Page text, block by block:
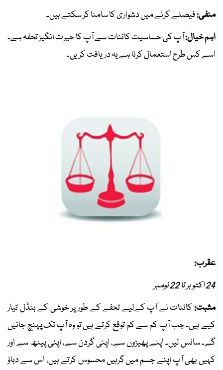
منفی:فیصلے کرنے میں دشواری کا سامنا کر سکتے ہیں۔
اہم خیال:آپ کی حساسیت کائنات سے آپ کا حیرت انگیز تحفہ ہے۔
اسے کس طرح استعمال کرنا ہے یہ دریافت کریں۔
عقرب:
24 اکتوبر تا 22 نومبر
مثبت:کائنات نے آپ کےلیے تحفے کے طور پر خوشی کے بنڈل تیار
کیے ہیں۔ جب آپ کم سے کم توقع کرتے ہیں تو وہ آپ تک پہنچ جائیں
گے۔ سانس لیں۔ اپنے پھیڑوں سے، اپنی گردن سے، اپنی پیٹھ سے اور
کہیں بھی آپ اپنے جسم میں گرہیں محسوس کرتے ہیں، اس سے دباؤ